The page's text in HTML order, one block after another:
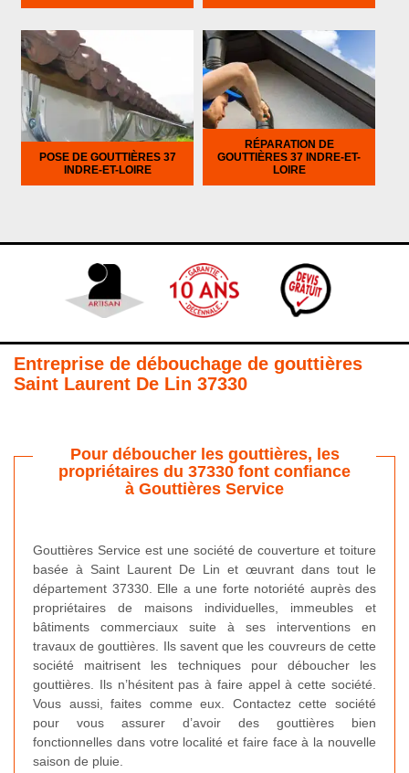
POSE DE GOUTTIÈRES 37
INDRE-ET-LOIRE
RÉPARATION DE
GOUTTIÈRES 37 INDRE-ET-
LOIRE
Entreprise de débouchage de gouttières
Saint Laurent De Lin 37330
Pour déboucher les gouttières, les
propriétaires du 37330 font confiance
à Gouttières Service
Gouttières Service est une société de couverture et toiture
basée à Saint Laurent De Lin et œuvrant dans tout le
département 37330. Elle a une forte notoriété auprès des
propriétaires de maisons individuelles, immeubles et
bâtiments commerciaux suite à ses interventions en
travaux de gouttières. Ils savent que les couvreurs de cette
société maitrisent les techniques pour déboucher les
gouttières. Ils n’hésitent pas à faire appel à cette société.
Vous aussi, faites comme eux. Contactez cette société
pour vous assurer d’avoir des gouttières bien
fonctionnelles dans votre localité et faire face à la nouvelle
saison de pluie.